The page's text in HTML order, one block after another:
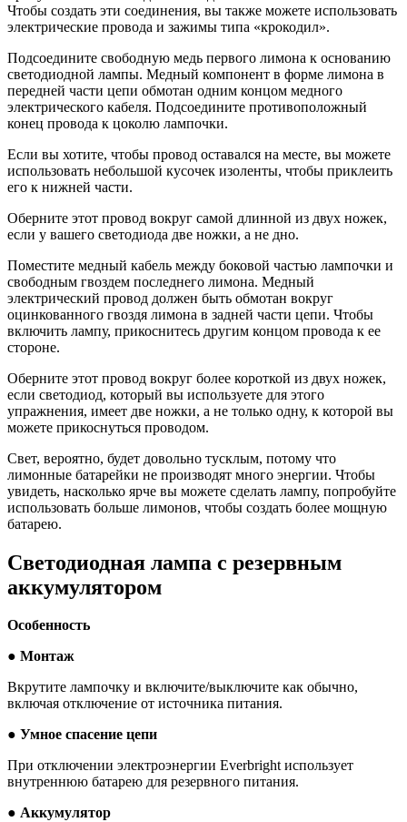
Чтобы создать эти соединения, вы также можете использовать
электрические провода и зажимы типа «крокодил».
Подсоедините свободную медь первого лимона к основанию
светодиодной лампы. Медный компонент в форме лимона в
передней части цепи обмотан одним концом медного
электрического кабеля. Подсоедините противоположный
конец провода к цоколю лампочки.
Если вы хотите, чтобы провод оставался на месте, вы можете
использовать небольшой кусочек изоленты, чтобы приклеить
его к нижней части.
Оберните этот провод вокруг самой длинной из двух ножек,
если у вашего светодиода две ножки, а не дно.
Поместите медный кабель между боковой частью лампочки и
свободным гвоздем последнего лимона. Медный
электрический провод должен быть обмотан вокруг
оцинкованного гвоздя лимона в задней части цепи. Чтобы
включить лампу, прикоснитесь другим концом провода к ее
стороне.
Оберните этот провод вокруг более короткой из двух ножек,
если светодиод, который вы используете для этого
упражнения, имеет две ножки, а не только одну, к которой вы
можете прикоснуться проводом.
Свет, вероятно, будет довольно тусклым, потому что
лимонные батарейки не производят много энергии. Чтобы
увидеть, насколько ярче вы можете сделать лампу, попробуйте
использовать больше лимонов, чтобы создать более мощную
батарею.
Светодиодная лампа с резервным
аккумулятором
Особенность
● Монтаж
Вкрутите лампочку и включите/выключите как обычно,
включая отключение от источника питания.
● Умное спасение цепи
При отключении электроэнергии Everbright использует
внутреннюю батарею для резервного питания.
● Аккумулятор